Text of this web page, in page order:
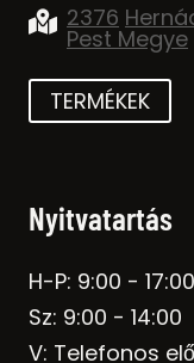
2376
Pest Megye
TERMÉKEK
Nyitvatartás
H-P: 9:00 - 17:00
Sz: 9:00 - 14:00
V: Telefonos